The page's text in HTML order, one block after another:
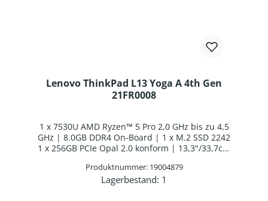
Lenovo ThinkPad L13 Yoga A 4th Gen
21FR0008
1 x 7530U AMD Ryzen™ 5 Pro 2,0 GHz bis zu 4,5
GHz | 8.0GB DDR4 On-Board | 1 x M.2 SSD 2242
1 x 256GB PCIe Opal 2.0 konform | 13,3"/33,7cm
Graphics | Webcam | WLAN: AMD RZ616
WLAN/Bluetooth Combo Chip |
Produktnummer: 19004879
Lagerbestand: 1
Produkt Anzahl: Gib den